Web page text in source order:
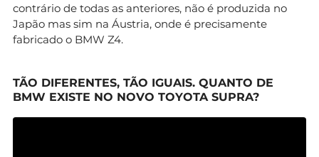
contrário de todas as anteriores, não é produzida no
Japão mas sim na Áustria, onde é precisamente
fabricado o BMW Z4.
TÃO DIFERENTES, TÃO IGUAIS. QUANTO DE
BMW EXISTE NO NOVO TOYOTA SUPRA?